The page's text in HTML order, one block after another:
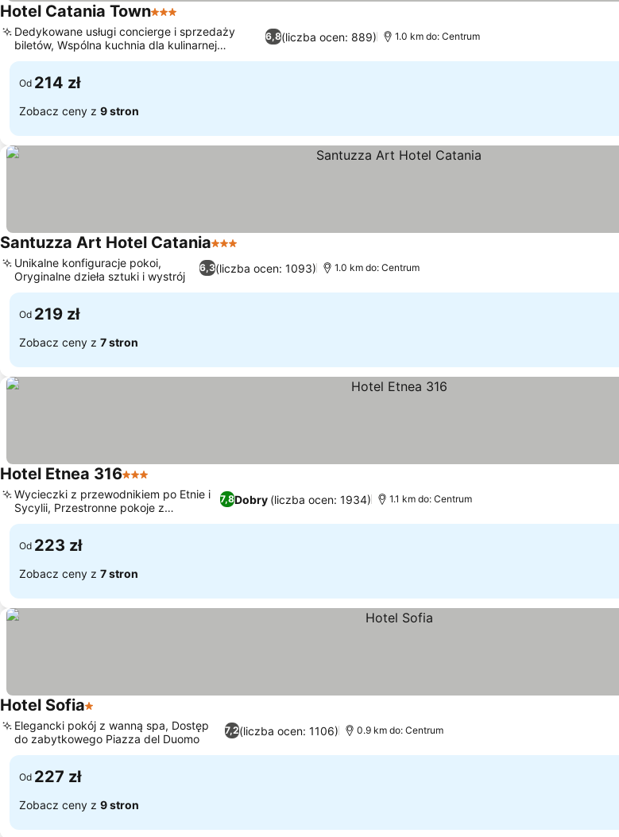
Hotel Catania Town3 Kategoria
6,8(liczba ocen: 889)
Dedykowane usługi concierge i sprzedaży
biletów, Wspólna kuchnia dla kulinarnej
niezależności
1.0 km do: Centrum
Od 214 zł
Zobacz ceny z 9 stron
Santuzza Art Hotel Catania3 Kategoria
6,3(liczba ocen: 1093)
Unikalne konfiguracje pokoi,
Oryginalne dzieła sztuki i wystrój
1.0 km do: Centrum
Od 219 zł
Zobacz ceny z 7 stron
Hotel Etnea 3163 Kategoria
7,8Dobry (liczba ocen: 1934)
Wycieczki z przewodnikiem po Etnie i
Sycylii, Przestronne pokoje z
balkonami
1.1 km do: Centrum
Od 223 zł
Zobacz ceny z 7 stron
Hotel Sofia1 Kategoria
7,2(liczba ocen: 1106)
Elegancki pokój z wanną spa, Dostęp
do zabytkowego Piazza del Duomo
0.9 km do: Centrum
Od 227 zł
Zobacz ceny z 9 stron